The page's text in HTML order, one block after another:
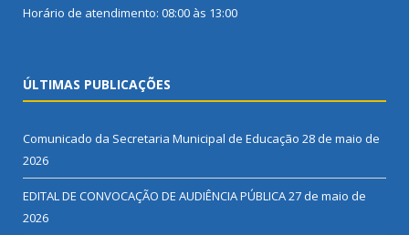
Horário de atendimento: 08:00 às 13:00
ÚLTIMAS PUBLICAÇÕES
Comunicado da Secretaria Municipal de Educação 28 de maio de
2026
EDITAL DE CONVOCAÇÃO DE AUDIÊNCIA PÚBLICA27 de maio de
2026